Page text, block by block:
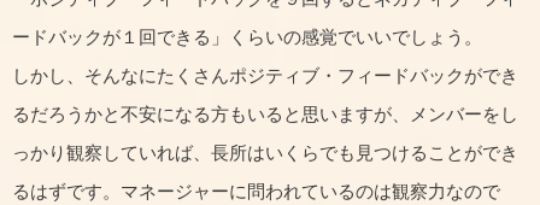
ードバックが１回できる」くらいの感覚でいいでしょう。
しかし、そんなにたくさんポジティブ・フィードバックができ
るだろうかと不安になる方もいると思いますが、メンバーをし
っかり観察していれば、長所はいくらでも見つけることができ
るはずです。マネージャーに問われているのは観察力なので